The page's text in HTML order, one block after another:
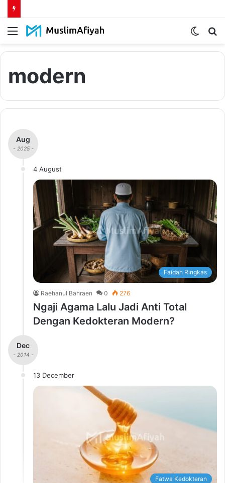
Menu
Switch
modern
Aug
- 2025 -
4 August
Faidah Ringkas
Raehanul Bahraen 0 276
Ngaji Agama Lalu Jadi Anti Total
Dengan Kedokteran Modern?
Dec
- 2014 -
13 December
Fatwa Kedokteran